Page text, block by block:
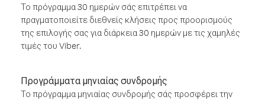
Το πρόγραμμα 30 ημερών σάς επιτρέπει να
πραγματοποιείτε διεθνείς κλήσεις προς προορισμούς
της επιλογής σας για διάρκεια 30 ημερών με τις χαμηλές
τιμές του Viber.
Προγράμματα μηνιαίας συνδρομής
Το πρόγραμμα μηνιαίας συνδρομής σάς προσφέρει την